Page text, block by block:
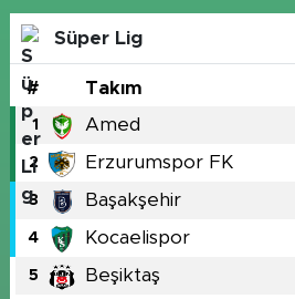
Süper Lig
# Takım
1 Amed
2 Erzurumspor FK
3 Başakşehir
4 Kocaelispor
5 Beşiktaş